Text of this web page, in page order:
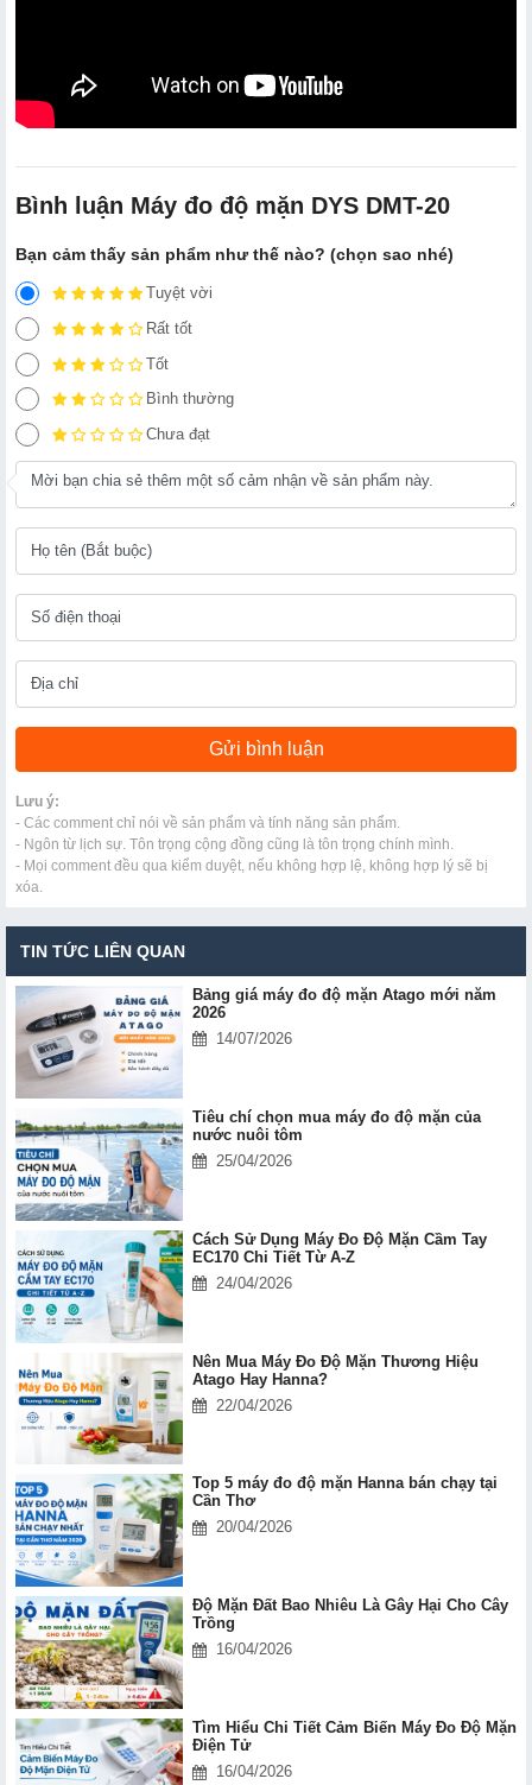
Bình luận Máy đo độ mặn DYS DMT-20
Bạn cảm thấy sản phẩm như thế nào? (chọn sao nhé)
Tuyệt vời
Rất tốt
Tốt
Bình thường
Chưa đạt
Lưu ý:
- Các comment chỉ nói về sản phẩm và tính năng sản phẩm.
- Ngôn từ lịch sự. Tôn trọng cộng đồng cũng là tôn trọng chính mình.
- Mọi comment đều qua kiểm duyệt, nếu không hợp lệ, không hợp lý sẽ bị
xóa.
TIN TỨC LIÊN QUAN
Bảng giá máy đo độ mặn Atago mới năm
2026
14/07/2026
Tiêu chí chọn mua máy đo độ mặn của
nước nuôi tôm
25/04/2026
Cách Sử Dụng Máy Đo Độ Mặn Cầm Tay
EC170 Chi Tiết Từ A-Z
24/04/2026
Nên Mua Máy Đo Độ Mặn Thương Hiệu
Atago Hay Hanna?
22/04/2026
Top 5 máy đo độ mặn Hanna bán chạy tại
Cần Thơ
20/04/2026
Độ Mặn Đất Bao Nhiêu Là Gây Hại Cho Cây
Trồng
16/04/2026
Tìm Hiểu Chi Tiết Cảm Biến Máy Đo Độ Mặn
Điện Tử
16/04/2026